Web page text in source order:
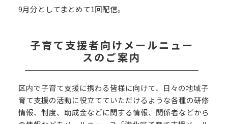
9月分としてまとめて1回配信。
子育て支援者向けメールニュー
スのご案内
区内で子育て支援に携わる皆様に向けて、日々の地域子
育て支援の活動に役立てていただけるような各種の研修
情報、制度、助成金などに関する情報、関係者などから